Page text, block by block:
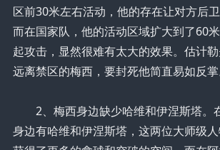
区前30米左右活动，他的存在让对方后
而在国家队，他的活动区域扩大到了60
起攻击，显然很难有太大的效果。估计勒
远离禁区的梅西，要封死他简直易如反掌
2、梅西身边缺少哈维和伊涅斯塔。
身边有哈维和伊涅斯塔，这两位大师级